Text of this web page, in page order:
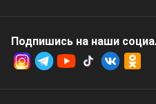
Подпишись на наши